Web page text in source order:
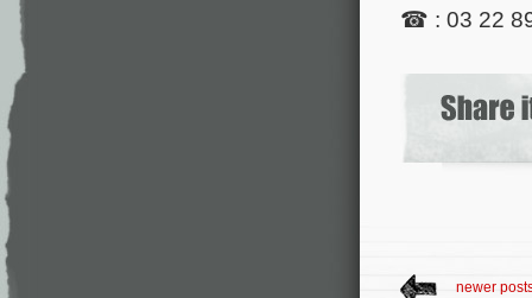
☎ : 03 22
newer